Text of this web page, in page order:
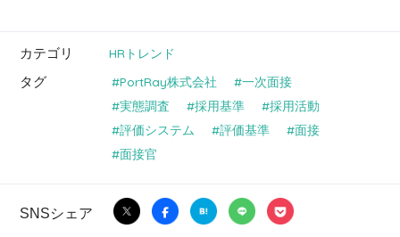
カテゴリ HRトレンド
タグ PortRay株式会社
一次面接
実態調査
採用基準
採用活動
評価システム
評価基準
面接
面接官
SNSシェア